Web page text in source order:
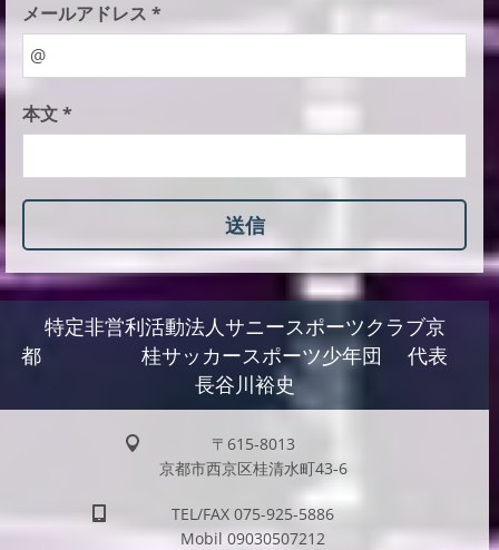
メールアドレス *
本文 *
特定非営利活動法人サニースポーツクラブ京
都 桂サッカースポーツ少年団 代表
長谷川裕史
〒615-8013
京都市西京区桂清水町43-6
TEL/FAX 075-925-5886
Mobil 09030507212